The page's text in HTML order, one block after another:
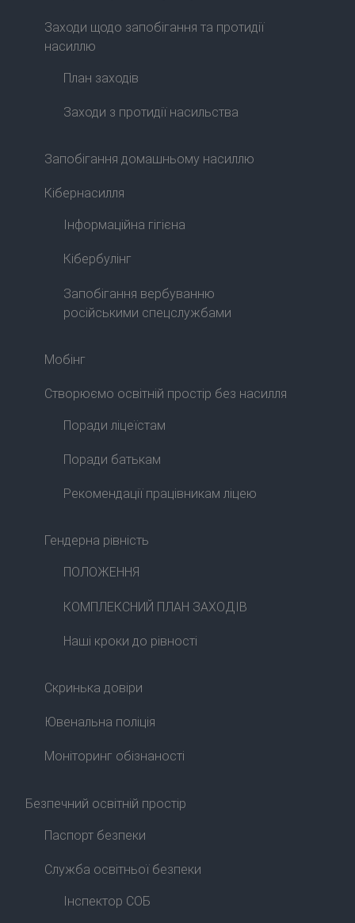
Заходи щодо запобігання та протидії
насиллю
План заходів
Заходи з протидії насильства
Запобігання домашньому насиллю
Кібернасилля
Інформаційна гігієна
Кібербулінг
Запобігання вербуванню
російськими спецслужбами
Мобінг
Створюємо освітній простір без насилля
Поради ліцеїстам
Поради батькам
Рекомендації працівникам ліцею
Гендерна рівність
ПОЛОЖЕННЯ
КОМПЛЕКСНИЙ ПЛАН ЗАХОДІВ
Наші кроки до рівності
Скринька довіри
Ювенальна поліція
Моніторинг обізнаності
Безпечний освітній простір
Паспорт безпеки
Служба освітньої безпеки
Інспектор СОБ